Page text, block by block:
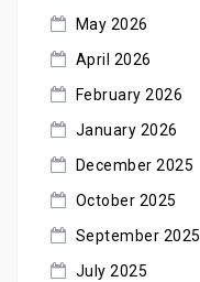
May 2026
April 2026
February 2026
January 2026
December 2025
October 2025
September 2025
July 2025